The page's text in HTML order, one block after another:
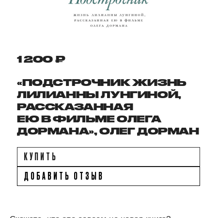
1 200 ₽
«ПОДСТРОЧНИК ЖИЗНЬ
ЛИЛИАННЫ ЛУНГИНОЙ,
РАССКАЗАННАЯ
ЕЮ В ФИЛЬМЕ ОЛЕГА
ДОРМАНА», ОЛЕГ ДОРМАН
КУПИТЬ
ДОБАВИТЬ ОТЗЫВ